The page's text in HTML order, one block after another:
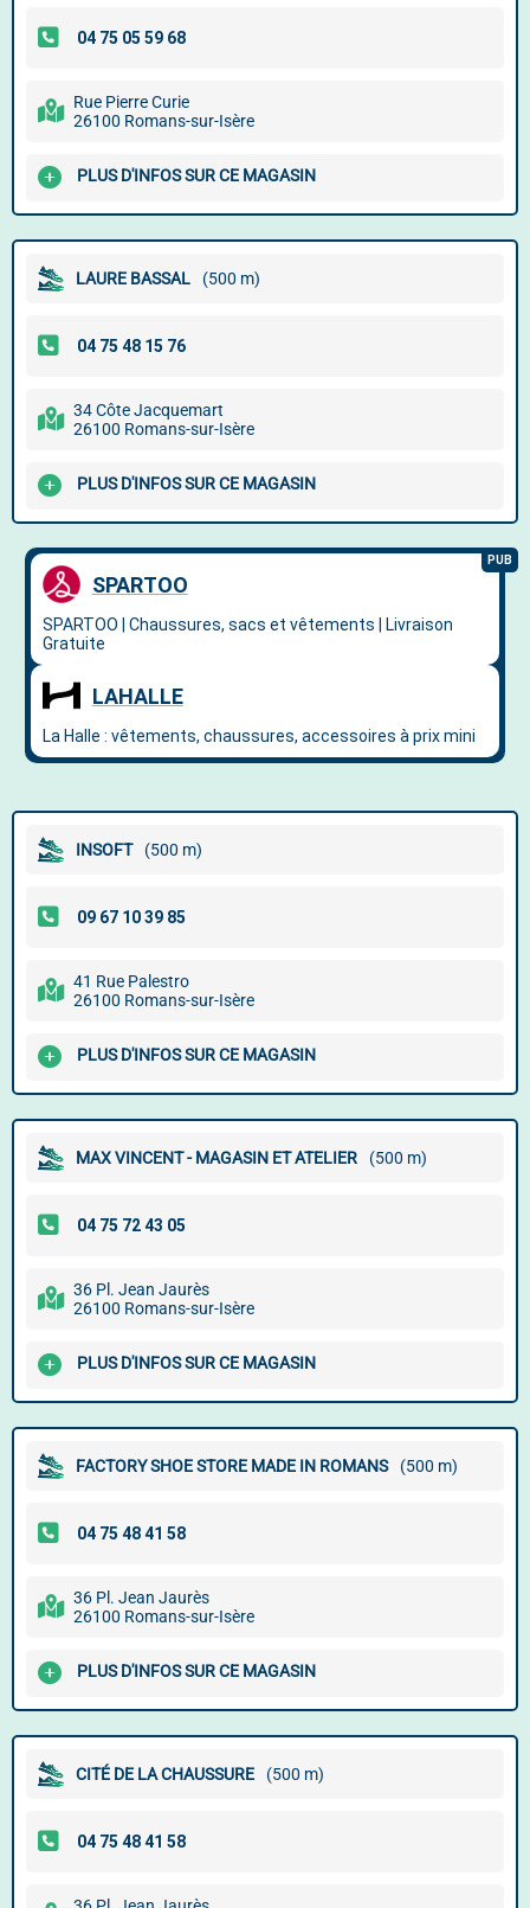
Rue Pierre Curie
26100 Romans-sur-Isère
PLUS D'INFOS SUR CE MAGASIN
LAURE BASSAL (500 m)
34 Côte Jacquemart
26100 Romans-sur-Isère
PLUS D'INFOS SUR CE MAGASIN
INSOFT (500 m)
41 Rue Palestro
26100 Romans-sur-Isère
PLUS D'INFOS SUR CE MAGASIN
MAX VINCENT - MAGASIN ET ATELIER (500 m)
36 Pl. Jean Jaurès
26100 Romans-sur-Isère
PLUS D'INFOS SUR CE MAGASIN
FACTORY SHOE STORE MADE IN ROMANS (500 m)
36 Pl. Jean Jaurès
26100 Romans-sur-Isère
PLUS D'INFOS SUR CE MAGASIN
CITÉ DE LA CHAUSSURE (500 m)